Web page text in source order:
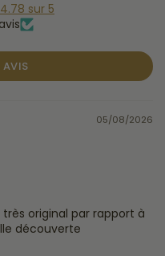
4.78 sur 5
AVIS
05/08/2026
original par rapport à
découverte